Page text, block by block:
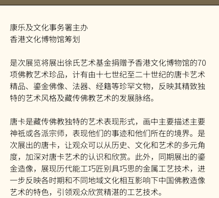
康乐及文化事务署主办
香港文化博物馆筹划
是次展览将展出徐氏艺术基金捐赠予香港文化博物馆的70
项佛教艺术珍品，计有由十七世纪至二十世纪的唐卡艺术
精品、鎏金佛像、法器、经籍等珍罕文物，反映其精致独
特的艺术风格及藏传佛教艺术的发展脉络。
唐卡是藏传佛教独特的艺术表现形式，画中主要描述主要
神祗或各派宗师，表现他们的事迹和他们所在的境界。是
次展出的唐卡，让观众可以从历史、文化和艺术的多元角
度，加深对唐卡艺术的认识和欣赏。此外，同期展出的鎏
金造像，展现历代能工巧匠别具巧思的金属工艺技术，进
一步反映各时期和不同地域文化相互影响下中国佛教造像
艺术的特色，引领观众欣赏精湛的工艺技术。